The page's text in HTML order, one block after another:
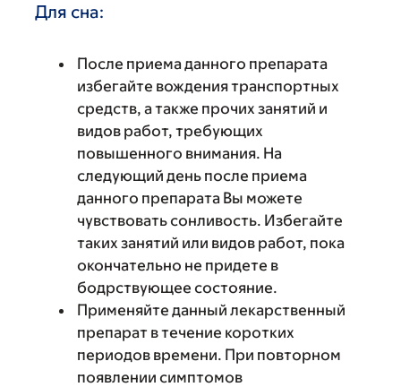
Для сна:
После приема данного препарата
избегайте вождения транспортных
средств, а также прочих занятий и
видов работ, требующих
повышенного внимания. На
следующий день после приема
данного препарата Вы можете
чувствовать сонливость. Избегайте
таких занятий или видов работ, пока
окончательно не придете в
бодрствующее состояние.
Применяйте данный лекарственный
препарат в течение коротких
периодов времени. При повторном
появлении симптомов